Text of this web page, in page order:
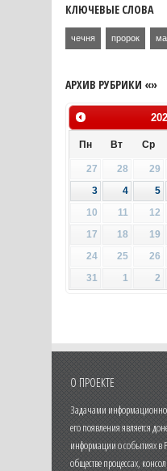
КЛЮЧЕВЫЕ СЛОВА
чечня пророк
АРХИВ РУБРИКИ «»
Пн Вт Ср
27 28 29
3
4 5
10
11 12
17
18 19
24
25 26
31
1 2
О ПРОЕКТЕ
Задачами
его появления является
информации о событиях в
обществе процессах,